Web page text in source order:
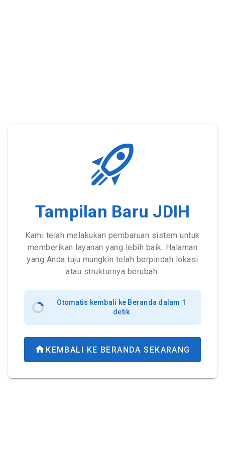
Tampilan Baru JDIH
Kami telah melakukan pembaruan sistem untuk
memberikan layanan yang lebih baik. Halaman
yang Anda tuju mungkin telah berpindah lokasi
atau strukturnya berubah.
Otomatis kembali ke Beranda dalam 1
detik
KEMBALI KE BERANDA SEKARANG